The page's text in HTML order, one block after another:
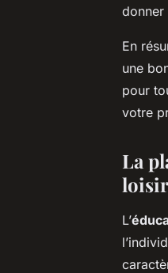
donner
En
une
pour
votre
La
loisir
L’